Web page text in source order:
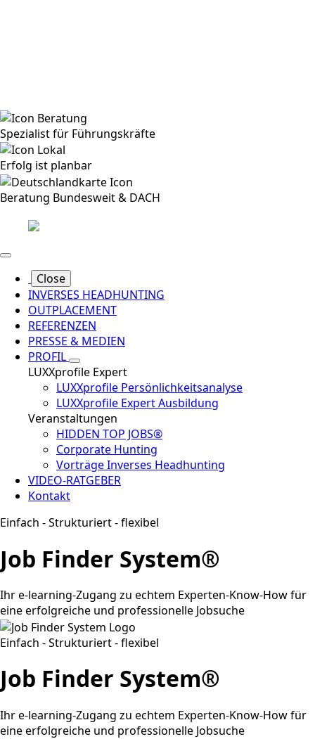
Spezialist für Führungskräfte
Erfolg ist planbar
Beratung Bundesweit & DACH
Close
INVERSES HEADHUNTING
OUTPLACEMENT
REFERENZEN
PRESSE & MEDIEN
PROFIL
LUXXprofile Expert
LUXXprofile Persönlichkeitsanalyse
LUXXprofile Expert Ausbildung
Veranstaltungen
HIDDEN TOP JOBS®
Corporate Hunting
Vorträge Inverses Headhunting
VIDEO-RATGEBER
Kontakt
Einfach - Strukturiert - flexibel
Job Finder System®
Ihr e-learning-Zugang zu echtem Experten-Know-How für
eine erfolgreiche und professionelle Jobsuche
Einfach - Strukturiert - flexibel
Job Finder System®
Ihr e-learning-Zugang zu echtem Experten-Know-How für
eine erfolgreiche und professionelle Jobsuche